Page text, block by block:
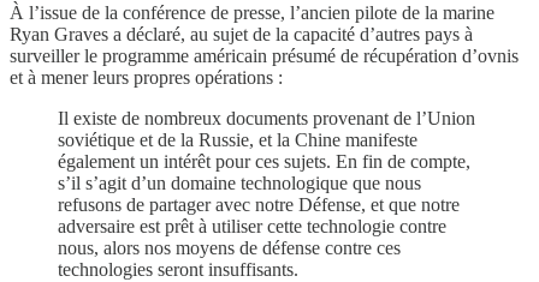
À l’issue de la conférence de presse, l’ancien pilote de la marine
Ryan Graves a déclaré, au sujet de la capacité d’autres pays à
surveiller le programme américain présumé de récupération d’ovnis
et à mener leurs propres opérations :
Il existe de nombreux documents provenant de l’Union
soviétique et de la Russie, et la Chine manifeste
également un intérêt pour ces sujets. En fin de compte,
s’il s’agit d’un domaine technologique que nous
refusons de partager avec notre Défense, et que notre
adversaire est prêt à utiliser cette technologie contre
nous, alors nos moyens de défense contre ces
technologies seront insuffisants.